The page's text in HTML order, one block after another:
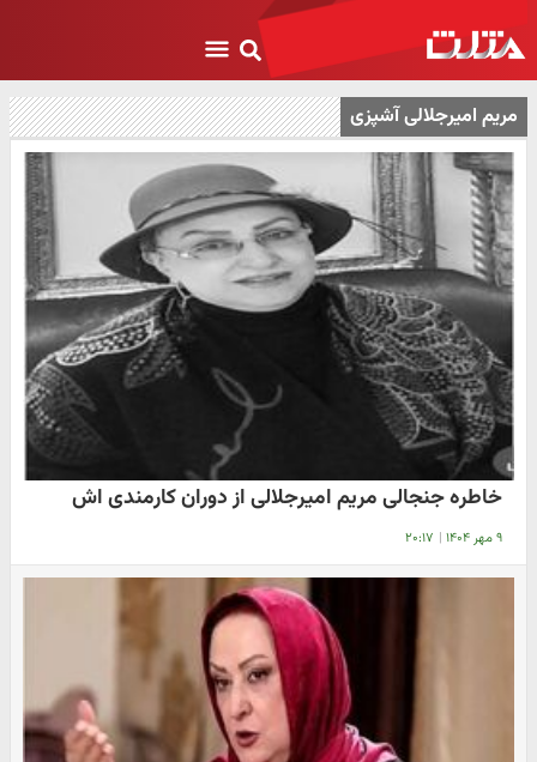
مریم امیرجلالی آشپزی
خاطره جنجالی مریم امیرجلالی از دوران کارمندی اش
۹ مهر ۱۴۰۴ | ۲۰:۱۷